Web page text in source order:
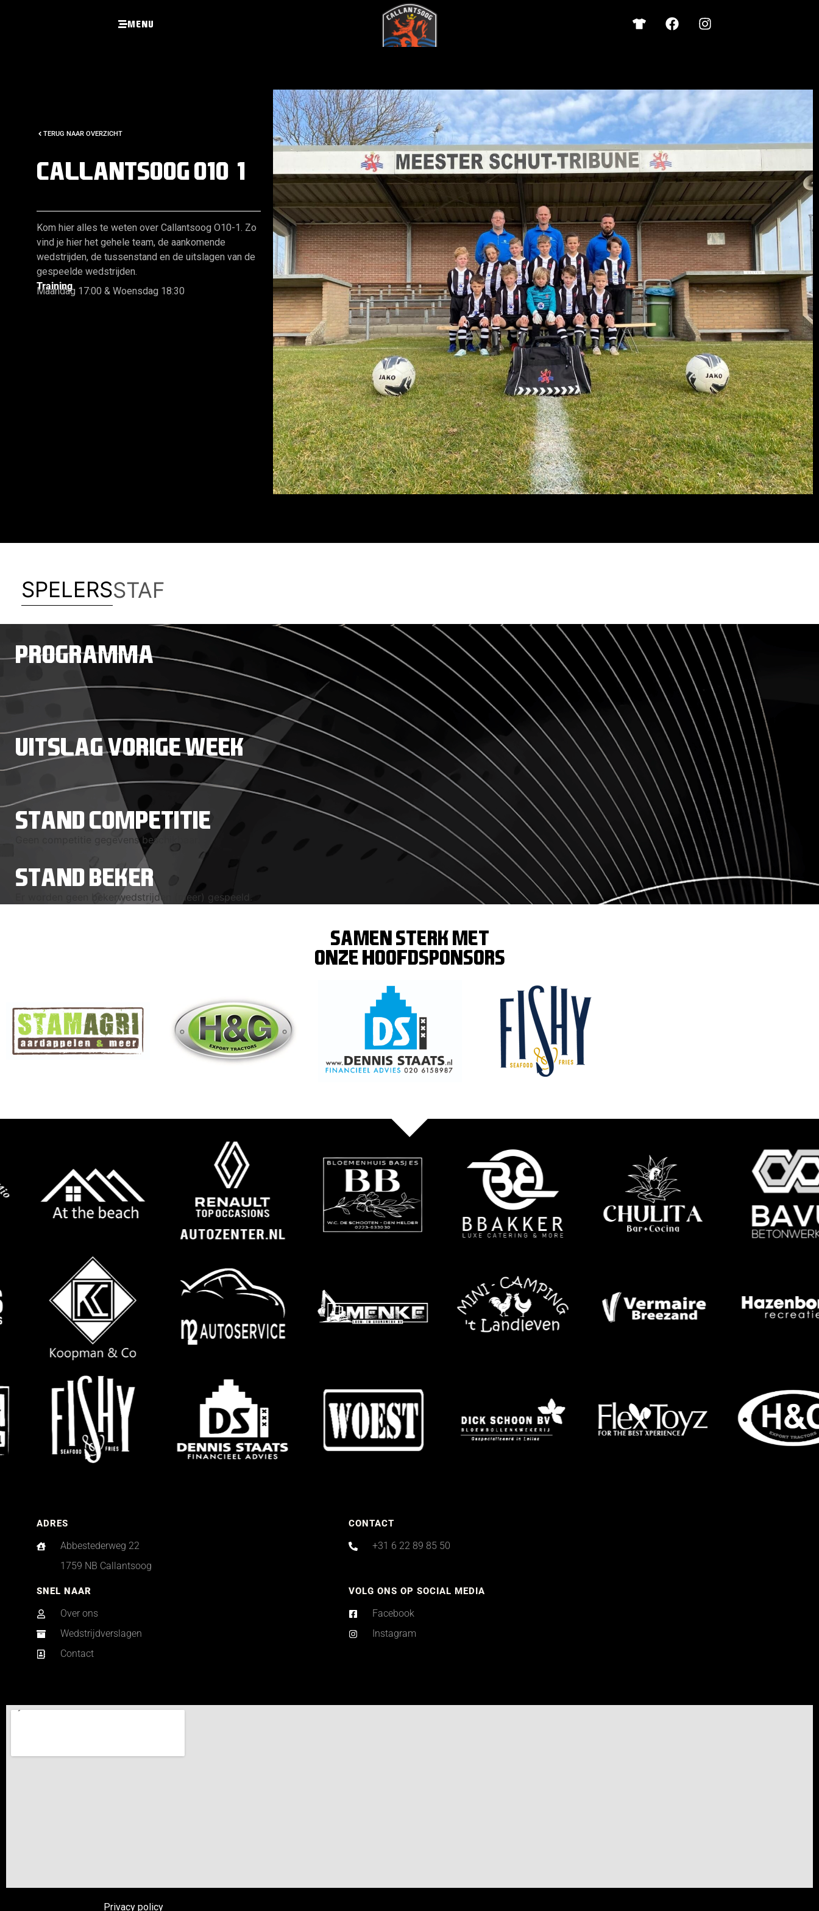
Menu
TERUG NAAR OVERZICHT
Callantsoog O10-1
Kom hier alles te weten over Callantsoog O10-1. Zo
vind je hier het gehele team, de aankomende
wedstrijden, de tussenstand en de uitslagen van de
gespeelde wedstrijden.
Training
Maandag 17:00 & Woensdag 18:30
SPELERSSTAF
PROGRAMMA
UITSLAG VORIGE WEEK
STAND COMPETITIE
Geen competitie gegevens beschikbaar.
STAND BEKER
Er worden geen bekerwedstrijden (meer) gespeeld.
SAMEN STERK MET
ONZE hoofdsponsors
ADRES
Abbestederweg 22
1759 NB Callantsoog
CONTACT
+31 6 22 89 85 50
SNEL NAAR
Over ons
Wedstrijdverslagen
Contact
VOLG ONS OP SOCIAL MEDIA
Facebook
Instagram
Privacy policy